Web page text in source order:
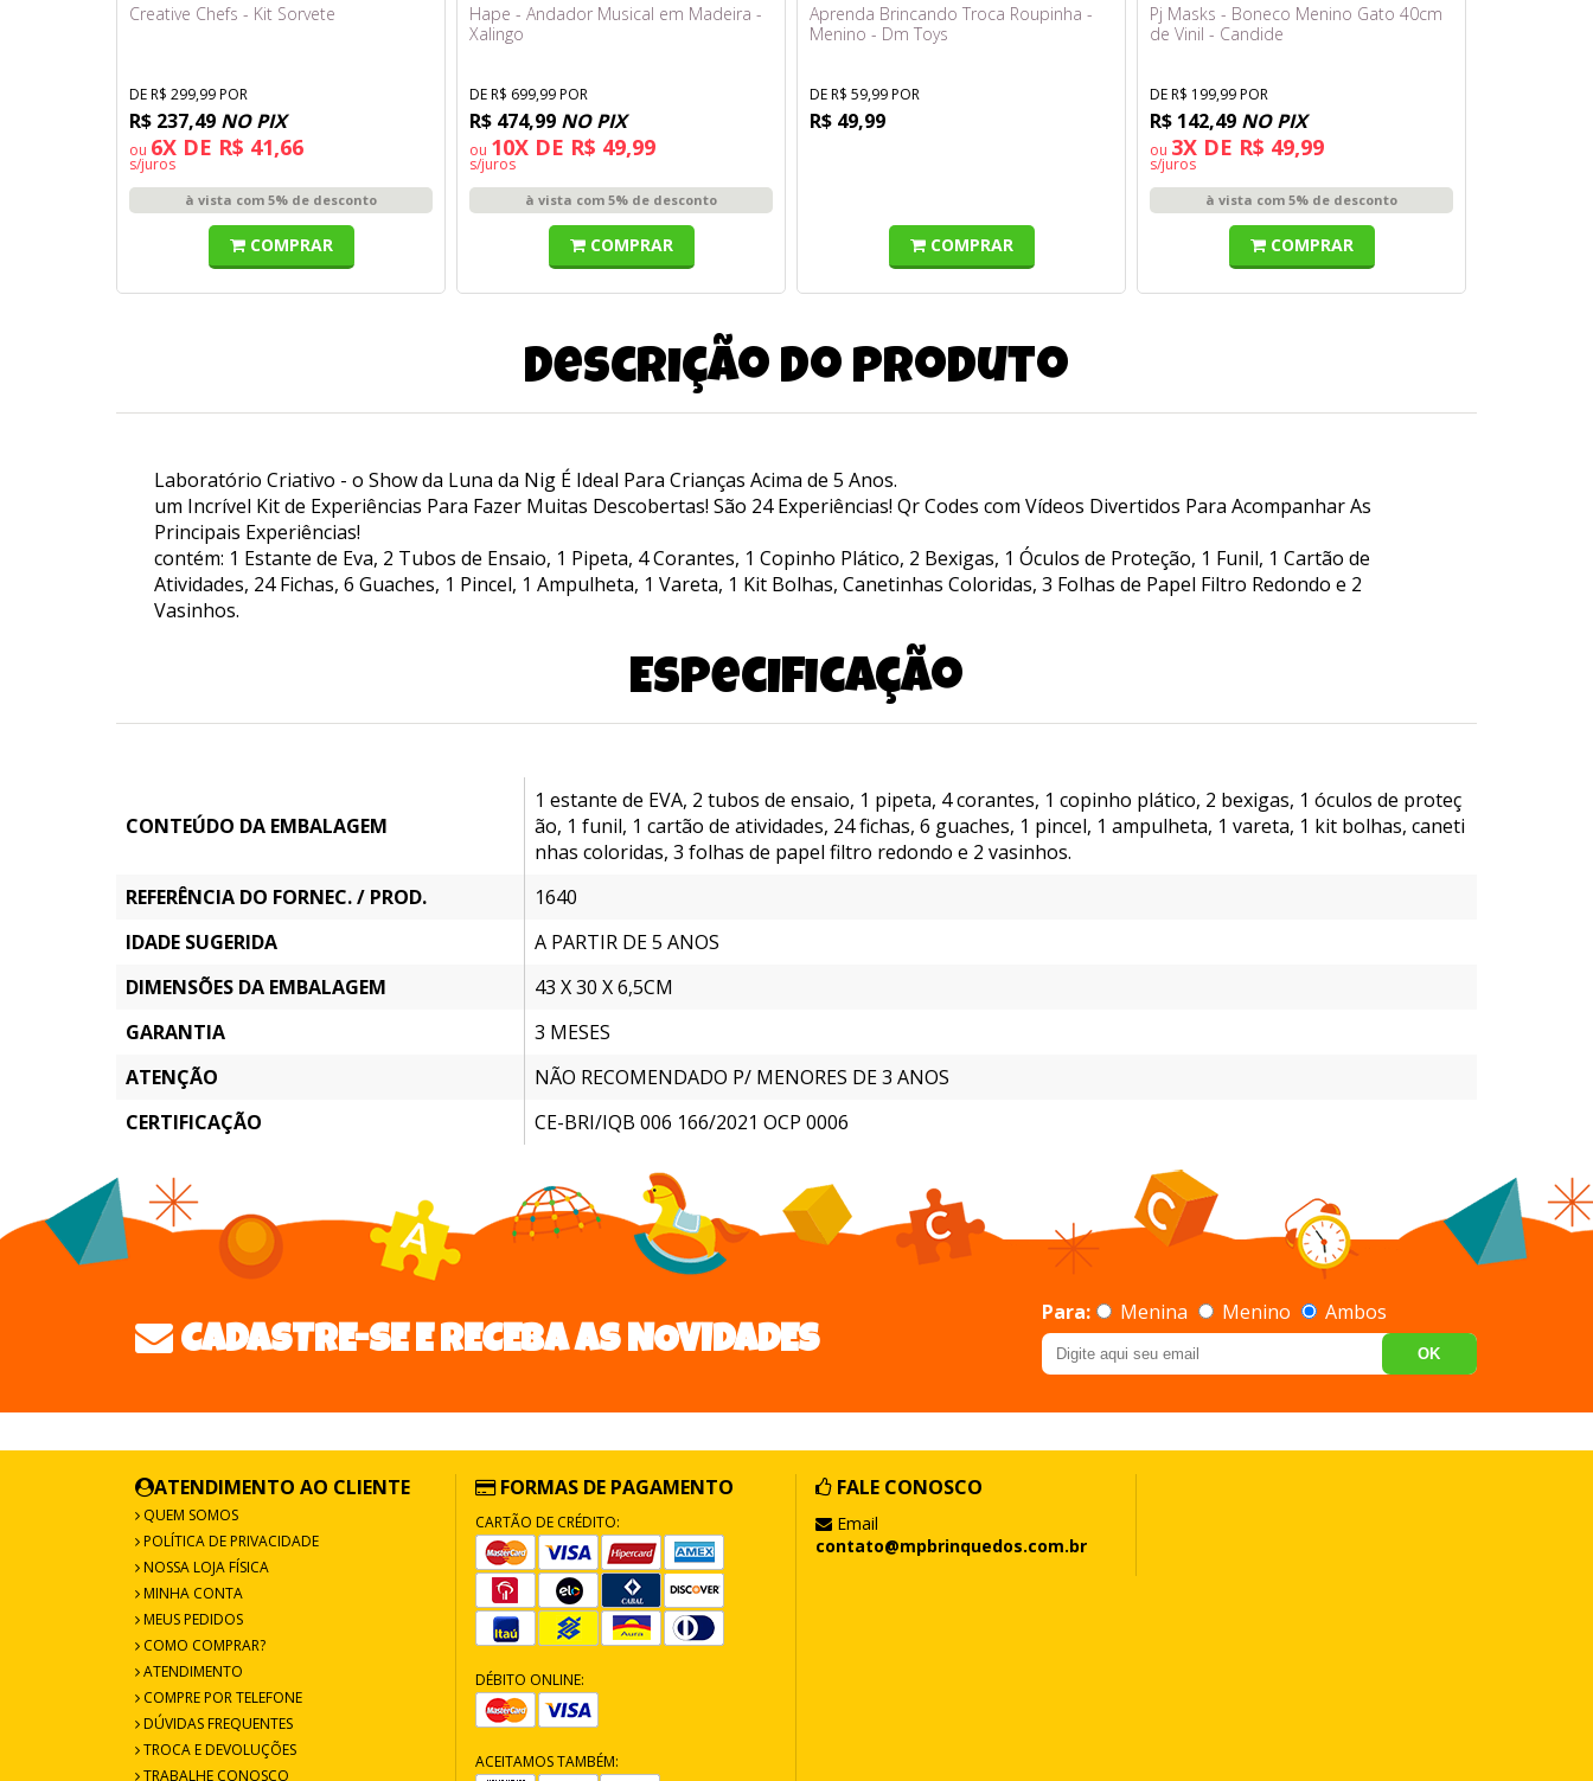
Creative Chefs - Kit Sorvete
DE R$ 299,99 POR
R$ 237,49 NO PIX
ou 6X DE R$ 41,66
s/juros
à vista com 5% de desconto
COMPRAR
Hape - Andador Musical em Madeira -
Xalingo
DE R$ 699,99 POR
R$ 474,99 NO PIX
ou 10X DE R$ 49,99
s/juros
à vista com 5% de desconto
COMPRAR
Aprenda Brincando Troca Roupinha -
Menino - Dm Toys
DE R$ 59,99 POR
R$ 49,99
COMPRAR
Pj Masks - Boneco Menino Gato 40cm
de Vinil - Candide
DE R$ 199,99 POR
R$ 142,49 NO PIX
ou 3X DE R$ 49,99
s/juros
à vista com 5% de desconto
COMPRAR
Descrição do produto
Laboratório Criativo - o Show da Luna da Nig É Ideal Para Crianças Acima de 5 Anos.
um Incrível Kit de Experiências Para Fazer Muitas Descobertas! São 24 Experiências! Qr Codes com Vídeos Divertidos Para Acompanhar As
Principais Experiências!
contém: 1 Estante de Eva, 2 Tubos de Ensaio, 1 Pipeta, 4 Corantes, 1 Copinho Plático, 2 Bexigas, 1 Óculos de Proteção, 1 Funil, 1 Cartão de
Atividades, 24 Fichas, 6 Guaches, 1 Pincel, 1 Ampulheta, 1 Vareta, 1 Kit Bolhas, Canetinhas Coloridas, 3 Folhas de Papel Filtro Redondo e 2
Vasinhos.
Especificação
CONTEÚDO DA EMBALAGEM
1 estante de EVA, 2 tubos de ensaio, 1 pipeta, 4 corantes, 1 copinho plático, 2 bexigas, 1 óculos de proteç
ão, 1 funil, 1 cartão de atividades, 24 fichas, 6 guaches, 1 pincel, 1 ampulheta, 1 vareta, 1 kit bolhas, caneti
nhas coloridas, 3 folhas de papel filtro redondo e 2 vasinhos.
REFERÊNCIA DO FORNEC. / PROD.
1640
IDADE SUGERIDA
A PARTIR DE 5 ANOS
DIMENSÕES DA EMBALAGEM
43 X 30 X 6,5CM
GARANTIA
3 MESES
ATENÇÃO
NÃO RECOMENDADO P/ MENORES DE 3 ANOS
CERTIFICAÇÃO
CE-BRI/IQB 006 166/2021 OCP 0006
CADASTRE-SE E RECEBA AS NOVIDADES
Para: Menina Menino Ambos
OK
ATENDIMENTO AO CLIENTE
QUEM SOMOS
POLÍTICA DE PRIVACIDADE
NOSSA LOJA FÍSICA
MINHA CONTA
MEUS PEDIDOS
COMO COMPRAR?
ATENDIMENTO
COMPRE POR TELEFONE
DÚVIDAS FREQUENTES
TROCA E DEVOLUÇÕES
TRABALHE CONOSCO
FORMAS DE PAGAMENTO
CARTÃO DE CRÉDITO:
DÉBITO ONLINE:
ACEITAMOS TAMBÉM:
FALE CONOSCO
Email
contato@mpbrinquedos.com.br